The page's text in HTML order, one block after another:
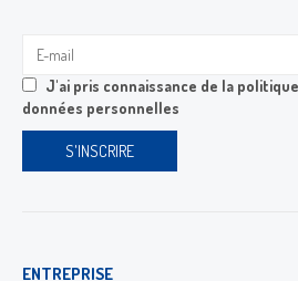
J'ai pris connaissance de la
données personnelles
ENTREPRISE